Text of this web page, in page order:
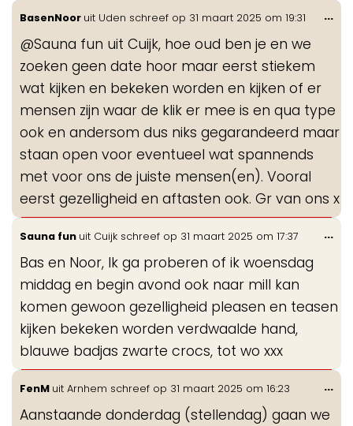
BasenNoor uit Uden schreef op 31 maart 2025 om 19:31
@Sauna fun uit Cuijk, hoe oud ben je en we
zoeken geen date hoor maar eerst stiekem
wat kijken en bekeken worden en kijken of er
mensen zijn waar de klik er mee is en qua type
ook en andersom dus niks gegarandeerd maar
staan open voor eventueel wat spannends
met voor ons de juiste mensen(en). Vooral
eerst gezelligheid en aftasten ook. Gr van ons x
...
Sauna fun uit Cuijk schreef op 31 maart 2025 om 17:37
Bas en Noor, Ik ga proberen of ik woensdag
middag en begin avond ook naar mill kan
komen gewoon gezelligheid pleasen en teasen
kijken bekeken worden verdwaalde hand,
blauwe badjas zwarte crocs, tot wo xxx
...
FenM uit Arnhem schreef op 31 maart 2025 om 16:23
Aanstaande donderdag (stellendag) gaan we
...